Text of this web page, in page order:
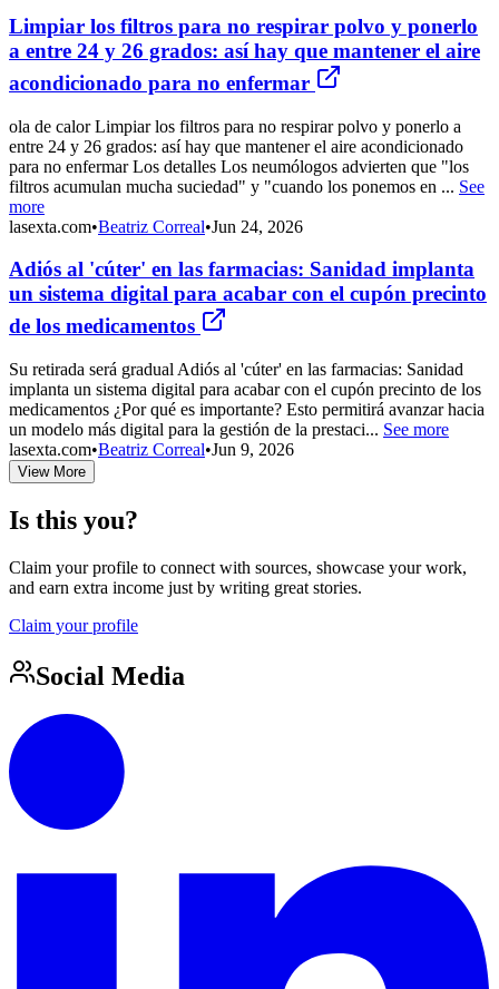
Limpiar los filtros para no respirar polvo y ponerlo
a entre 24 y 26 grados: así hay que mantener el aire
acondicionado para no enfermar
ola de calor Limpiar los filtros para no respirar polvo y ponerlo a
entre 24 y 26 grados: así hay que mantener el aire acondicionado
para no enfermar Los detalles Los neumólogos advierten que "los
filtros acumulan mucha suciedad" y "cuando los ponemos en ... See
more
lasexta.com•Beatriz Correal•Jun 24, 2026
Adiós al 'cúter' en las farmacias: Sanidad implanta
un sistema digital para acabar con el cupón precinto
de los medicamentos
Su retirada será gradual Adiós al 'cúter' en las farmacias: Sanidad
implanta un sistema digital para acabar con el cupón precinto de los
medicamentos ¿Por qué es importante? Esto permitirá avanzar hacia
un modelo más digital para la gestión de la prestaci... See more
lasexta.com•Beatriz Correal•Jun 9, 2026
View More
Is this you?
Claim your profile to connect with sources, showcase your work,
and earn extra income just by writing great stories.
Claim your profile
Social Media